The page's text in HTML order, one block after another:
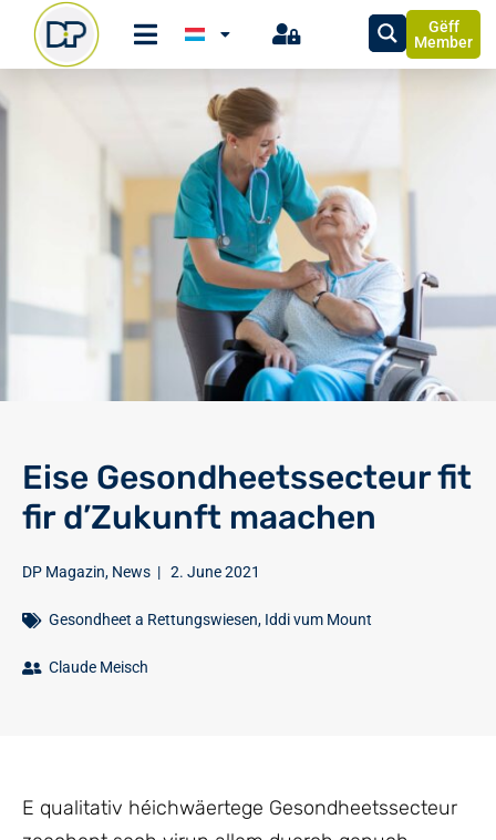
Gëff
Member
Eise Gesondheetssecteur fit
fir d’Zukunft maachen
DP Magazin, News | 2. June 2021
Gesondheet a Rettungswiesen, Iddi vum Mount
Claude Meisch
E qualitativ héichwäertege Gesondheetssecteur